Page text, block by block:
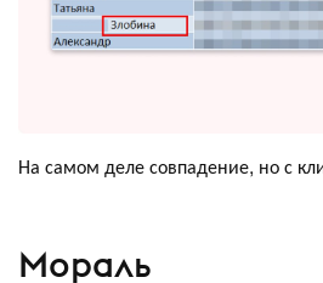
На самом деле совпадение, но с
Мораль